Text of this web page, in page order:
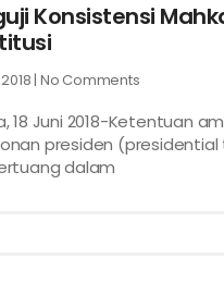
Konsistensi
No Comments
18 Juni 2018-Ketentuan
presiden (presidential
dalam